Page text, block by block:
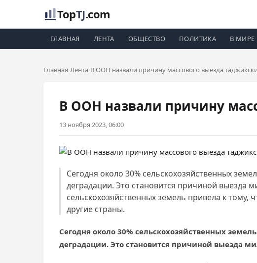
TopTJ.com
ГЛАВНАЯ ЛЕНТА ОБЩЕСТВО ПОЛИТИКА В МИРЕ
Главная Лента В ООН назвали причину массового выезда
В ООН назвали причину
13 ноября 2023, 06:00
Сегодня около 30% сельскохозяйственных
деградации. Это становится причиной выезда
сельскохозяйственных земель привела к
другие страны.
Сегодня около 30% сельскохозяйственных
деградации. Это становится причиной выезда